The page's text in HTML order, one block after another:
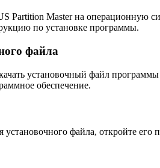
Partition Master на операционную
по установке программы.
файла
установочный файл программы
обеспечение.
установочного файла, откройте